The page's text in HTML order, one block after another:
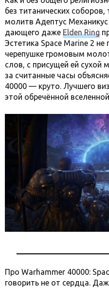
без титанических соборов,
молитв Адептус
дающего даже Elden Ring
Эстетика Space Marine 2
черепушке громовым
слов, с присущей ей сухой
за считанные часы
40000 — круто. Лучшего
этой обречённой
Про Warhammer 40000:
говорить не от сердца.